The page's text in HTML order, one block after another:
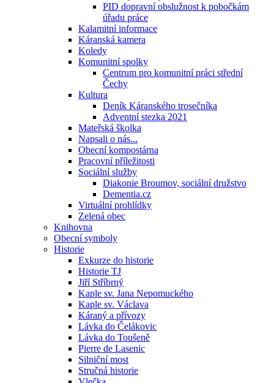
PID dopravní obslužnost k pobočkám
úřadu práce
Kalamitní informace
Káranská kamera
Koledy
Komunitní spolky
Centrum pro komunitní práci střední
Čechy
Kultura
Deník Káranského trosečníka
Adventní stezka 2021
Mateřská školka
Napsali o nás...
Obecní kompostárna
Pracovní příležitosti
Sociální služby
Diakonie Broumov, sociální družstvo
Dementia.cz
Virtuální prohlídky
Zelená obec
Knihovna
Obecní symboly
Historie
Exkurze do historie
Historie TJ
Jiří Stříbrný
Kaple sv. Jana Nepomuckého
Kaple sv. Václava
Káraný a přívozy
Lávka do Čelákovic
Lávka do Toušeně
Pierre de Lasenic
Silniční most
Stručná historie